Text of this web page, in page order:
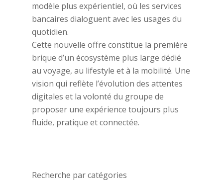
modèle plus expérientiel, où les services
bancaires dialoguent avec les usages du
quotidien.
Cette nouvelle offre constitue la première
brique d’un écosystème plus large dédié
au voyage, au lifestyle et à la mobilité. Une
vision qui reflète l’évolution des attentes
digitales et la volonté du groupe de
proposer une expérience toujours plus
fluide, pratique et connectée.
Recherche par catégories